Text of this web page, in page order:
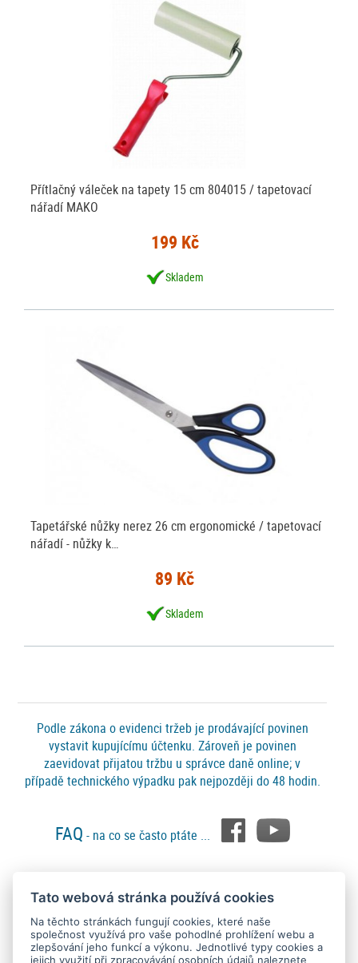
Přítlačný váleček na tapety 15 cm 804015 / tapetovací
nářadí MAKO
199 Kč
Skladem
Tapetářské nůžky nerez 26 cm ergonomické / tapetovací
nářadí - nůžky k…
89 Kč
Skladem
Podle zákona o evidenci tržeb je prodávající povinen
vystavit kupujícímu účtenku. Zároveň je povinen
zaevidovat přijatou tržbu u správce daně online; v
případě technického výpadku pak nejpozději do 48 hodin.
FAQ - na co se často ptáte ...
Platební metody
Tato webová stránka používá cookies
Na těchto stránkách fungují cookies, které naše
společnost využívá pro vaše pohodlné prohlížení webu a
zlepšování jeho funkcí a výkonu. Jednotlivé typy cookies a
jejich využití při zpracovávání osobních údajů naleznete